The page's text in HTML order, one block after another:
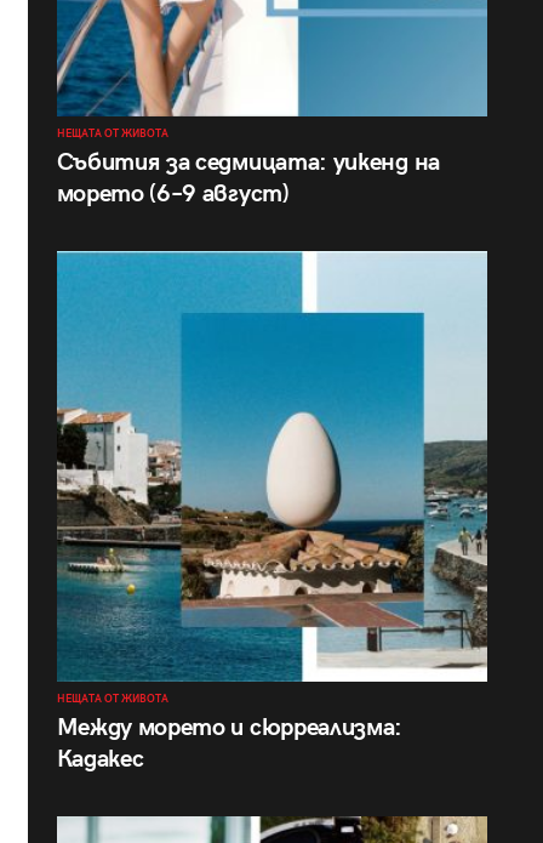
НЕЩАТА ОТ ЖИВОТА
Събития за седмицата: уикенд на
морето (6–9 август)
НЕЩАТА ОТ ЖИВОТА
Между морето и сюрреализма:
Кадакес